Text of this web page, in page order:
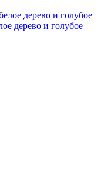
дерево и голубое